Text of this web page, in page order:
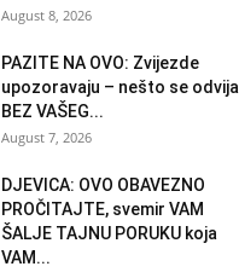
August 8, 2026
PAZITE NA OVO: Zvijezde
upozoravaju – nešto se odvija
BEZ VAŠEG...
August 7, 2026
DJEVICA: OVO OBAVEZNO
PROČITAJTE, svemir VAM
ŠALJE TAJNU PORUKU koja
VAM...